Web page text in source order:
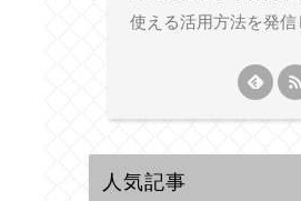
使える活用方法を発信
人気記事